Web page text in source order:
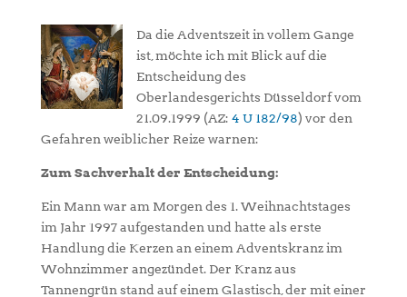
Da die Adventszeit in vollem Gange
ist, möchte ich mit Blick auf die
Entscheidung des
Oberlandesgerichts Düsseldorf vom
21.09.1999 (AZ: 4 U 182/98) vor den
Gefahren weiblicher Reize warnen:
Zum Sachverhalt der Entscheidung:
Ein Mann war am Morgen des 1. Weihnachtstages
im Jahr 1997 aufgestanden und hatte als erste
Handlung die Kerzen an einem Adventskranz im
Wohnzimmer angezündet. Der Kranz aus
Tannengrün stand auf einem Glastisch, der mit einer